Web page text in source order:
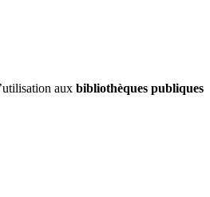
aux bibliothèques publiques